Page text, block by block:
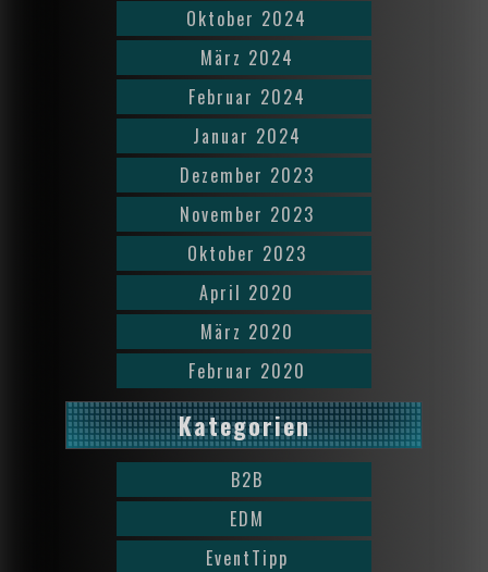
Oktober 2024
März 2024
Februar 2024
Januar 2024
Dezember 2023
November 2023
Oktober 2023
April 2020
März 2020
Februar 2020
Kategorien
B2B
EDM
EventTipp